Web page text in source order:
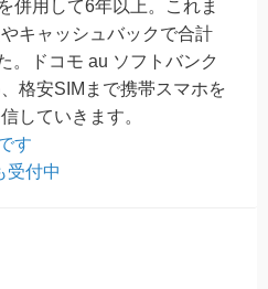
併用して6年以上。これま
キャッシュバックで合計
。ドコモ au ソフトバンク
格安SIMまで携帯スマホを
していきます。
す
受付中